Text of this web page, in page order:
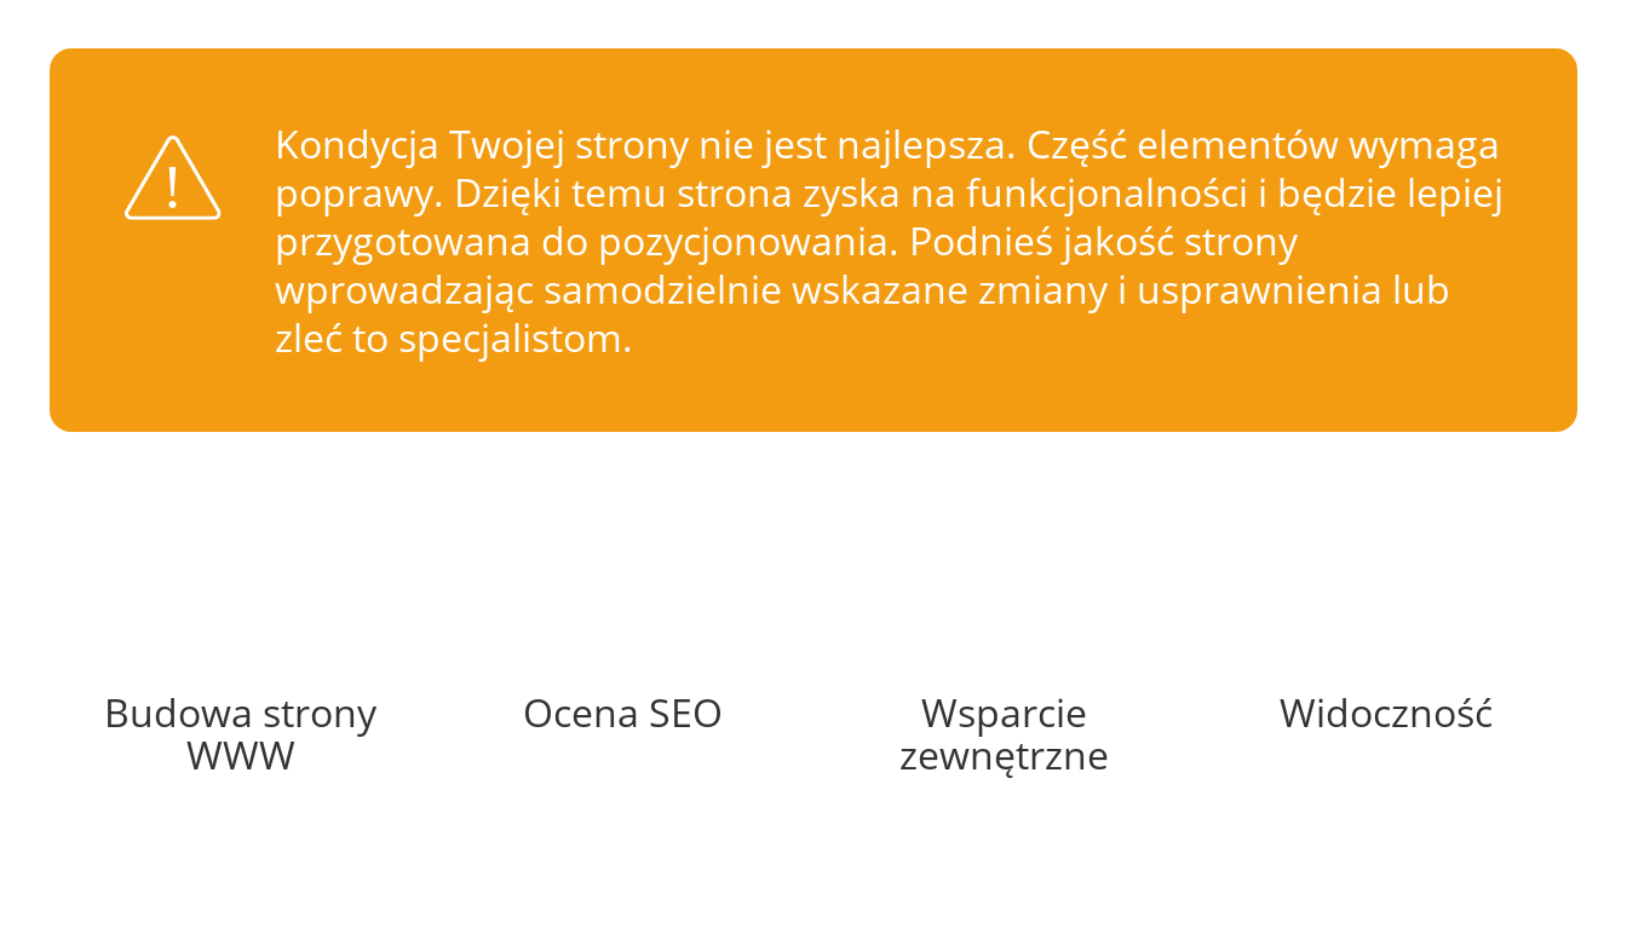
Kondycja Twojej strony nie jest najlepsza. Część elementów wymaga
poprawy. Dzięki temu strona zyska na funkcjonalności i będzie lepiej
przygotowana do pozycjonowania. Podnieś jakość strony
wprowadzając samodzielnie wskazane zmiany i usprawnienia lub
zleć to specjalistom.
Budowa strony
WWW
Ocena SEO
Wsparcie
zewnętrzne
Widoczność